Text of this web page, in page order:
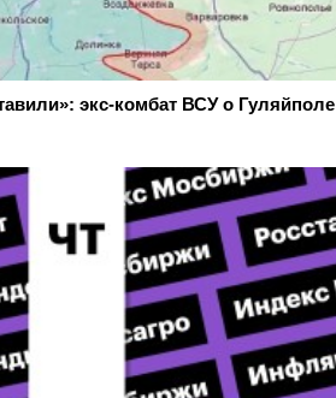
экс-комбат ВСУ о Гуляйполе